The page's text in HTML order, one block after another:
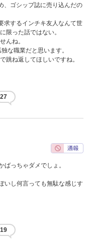
、ゴシップ誌に売り込んだの
求するインチキ友人なんて世
限った話ではない。
んね。
な職業だと思います。
跳ね返してほしいですね。
27
っちゃダメでしょ。
いし何言っても無駄な感じす
19